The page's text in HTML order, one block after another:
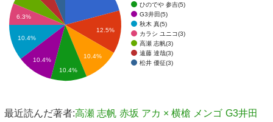
ひのでや 参吉(5)
G3井田(5)
秋木 真(5)
カラシ ユニコ(3)
高瀬 志帆(3)
遠藤 達哉(3)
松井 優征(3)
12.5%
10.4%
6.3%
10.4%
10.4%
10.4%
最近読んだ著者:高瀬 志帆 赤坂 アカ × 横槍 メンゴ G3井田